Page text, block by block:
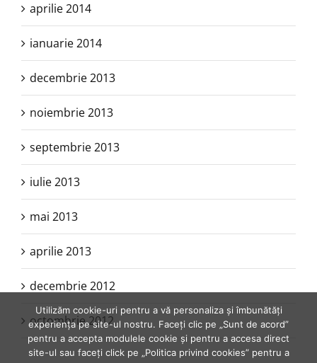
aprilie 2014
ianuarie 2014
decembrie 2013
noiembrie 2013
septembrie 2013
iulie 2013
mai 2013
aprilie 2013
decembrie 2012
octombrie 2012
Utilizăm cookie-uri pentru a vă personaliza și îmbunătăți
experiența pe site-ul nostru. Faceți clic pe „Sunt de acord”
pentru a accepta modulele cookie și pentru a accesa direct
site-ul sau faceți click pe „Politica privind cookies” pentru a